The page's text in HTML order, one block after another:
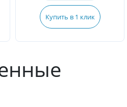
Купить в 1 клик